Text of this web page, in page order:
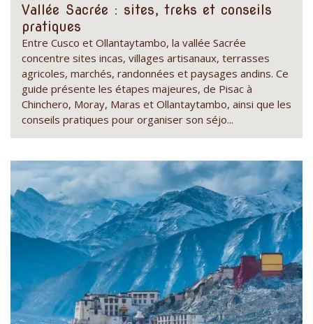
Vallée Sacrée : sites, treks et conseils
pratiques
Entre Cusco et Ollantaytambo, la vallée Sacrée
concentre sites incas, villages artisanaux, terrasses
agricoles, marchés, randonnées et paysages andins. Ce
guide présente les étapes majeures, de Pisac à
Chinchero, Moray, Maras et Ollantaytambo, ainsi que les
conseils pratiques pour organiser son séjo...